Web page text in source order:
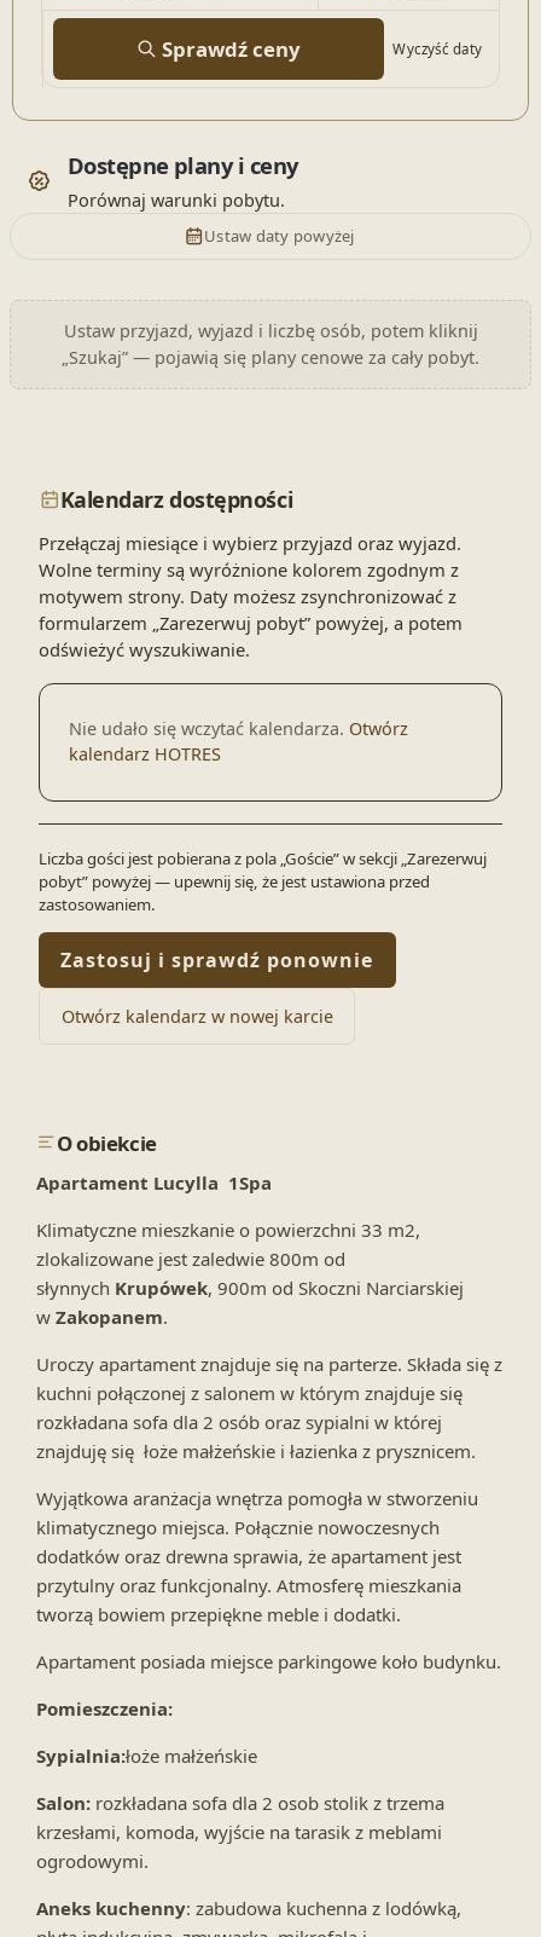
Sprawdź ceny Wyczyść daty
Dostępne plany i ceny
Porównaj warunki pobytu.
Ustaw daty powyżej
Ustaw przyjazd, wyjazd i liczbę osób, potem kliknij
„Szukaj” — pojawią się plany cenowe za cały pobyt.
Kalendarz dostępności
Przełączaj miesiące i wybierz przyjazd oraz wyjazd.
Wolne terminy są wyróżnione kolorem zgodnym z
motywem strony. Daty możesz zsynchronizować z
formularzem „Zarezerwuj pobyt” powyżej, a potem
odświeżyć wyszukiwanie.
Nie udało się wczytać kalendarza. Otwórz
kalendarz HOTRES
Liczba gości jest pobierana z pola „Goście” w sekcji „Zarezerwuj
pobyt” powyżej — upewnij się, że jest ustawiona przed
zastosowaniem.
Zastosuj i sprawdź ponownie
Otwórz kalendarz w nowej karcie
O obiekcie
Apartament Lucylla 1Spa
Klimatyczne mieszkanie o powierzchni 33 m2,
zlokalizowane jest zaledwie 800m od
słynnych Krupówek, 900m od Skoczni Narciarskiej
wZakopanem.
Uroczy apartament znajduje się na parterze. Składa się z
kuchni połączonej z salonem w którym znajduje się
rozkładana sofa dla 2 osób oraz sypialni w której
znajduję się łoże małżeńskie i łazienka z prysznicem.
Wyjątkowa aranżacja wnętrza pomogła w stworzeniu
klimatycznego miejsca. Połącznie nowoczesnych
dodatków oraz drewna sprawia, że apartament jest
przytulny oraz funkcjonalny. Atmosferę mieszkania
tworzą bowiem przepiękne meble i dodatki.
Apartament posiada miejsce parkingowe koło budynku.
Pomieszczenia:
Sypialnia:łoże małżeńskie
Salon: rozkładana sofa dla 2 osob stolik z trzema
krzesłami, komoda, wyjście na tarasik z meblami
ogrodowymi.
Aneks kuchenny: zabudowa kuchenna z lodówką,